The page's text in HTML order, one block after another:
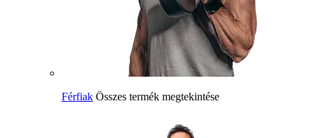
Férfiak Összes termék megtekintése